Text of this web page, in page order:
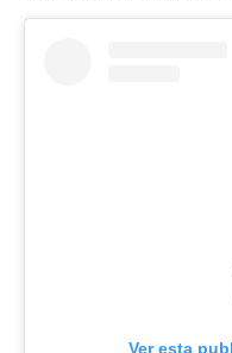
Ver esta